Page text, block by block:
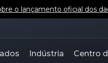
o lançamento oficial dos
Indústria Centro